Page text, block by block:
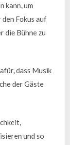
kann, um
Fokus auf
die Bühne zu
dass Musik
der Gäste
und so